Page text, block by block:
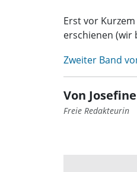
Erst vor
erschienen (wir
Zweiter Band
Von
Freie Redakteurin